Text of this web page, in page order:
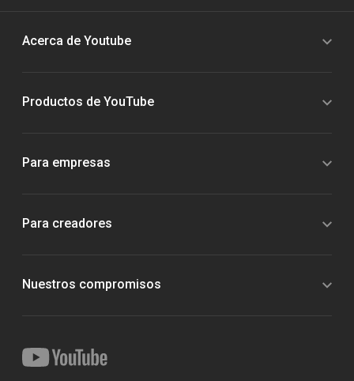
Acerca de Youtube
Productos de YouTube
Para empresas
Para creadores
Nuestros compromisos